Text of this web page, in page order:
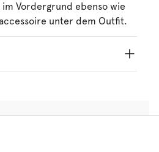
Vordergrund ebenso wie
unter dem Outfit.